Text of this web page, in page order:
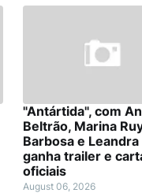
"Antártida", com
Beltrão, Marina
Barbosa e Leandra
ganha trailer e
oficiais
August 06, 2026